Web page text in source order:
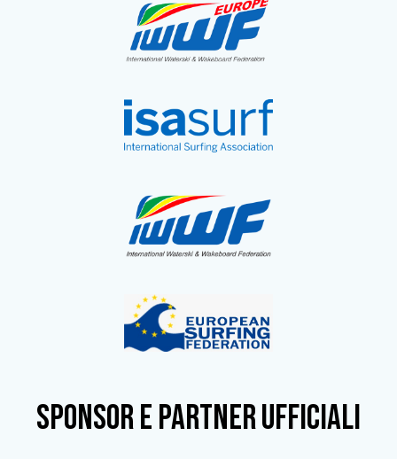
SPONSOR e partner ufficiali